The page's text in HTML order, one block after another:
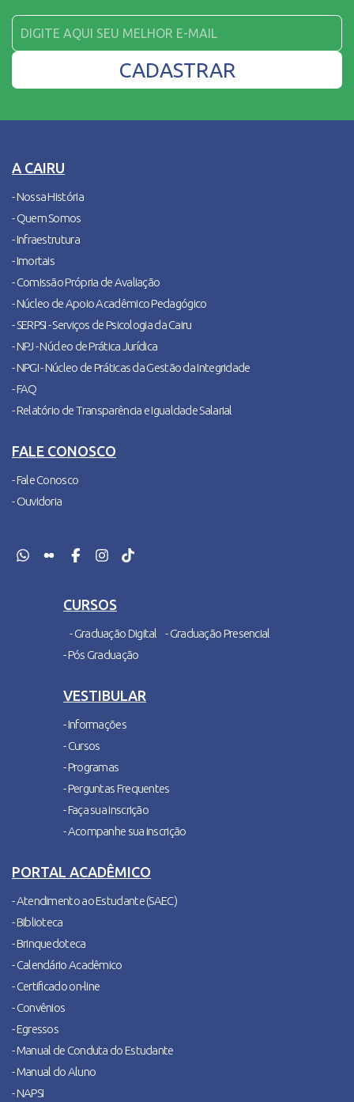
A CAIRU
- Nossa História
- Quem Somos
- Infraestrutura
- Imortais
- Comissão Própria de Avaliação
- Núcleo de Apoio Acadêmico Pedagógico
- SERPSI - Serviços de Psicologia da Cairu
- NPJ - Núcleo de Prática Jurídica
- NPGI - Núcleo de Práticas da Gestão da Integridade
- FAQ
- Relatório de Transparência e Igualdade Salarial
FALE CONOSCO
- Fale Conosco
- Ouvidoria
CURSOS
- Graduação Digital
- Graduação Presencial
- Pós Graduação
VESTIBULAR
- Informações
- Cursos
- Programas
- Perguntas Frequentes
- Faça sua inscrição
- Acompanhe sua inscrição
PORTAL ACADÊMICO
- Atendimento ao Estudante (SAEC)
- Biblioteca
- Brinquedoteca
- Calendário Acadêmico
- Certificado on-line
- Convênios
- Egressos
- Manual de Conduta do Estudante
- Manual do Aluno
- NAPSI